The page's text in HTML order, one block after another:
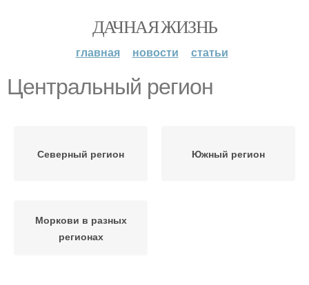
ДАЧНАЯ ЖИЗНЬ
главная новости статьи
Центральный регион
Северный регион Южный регион
Моркови в разных
регионах